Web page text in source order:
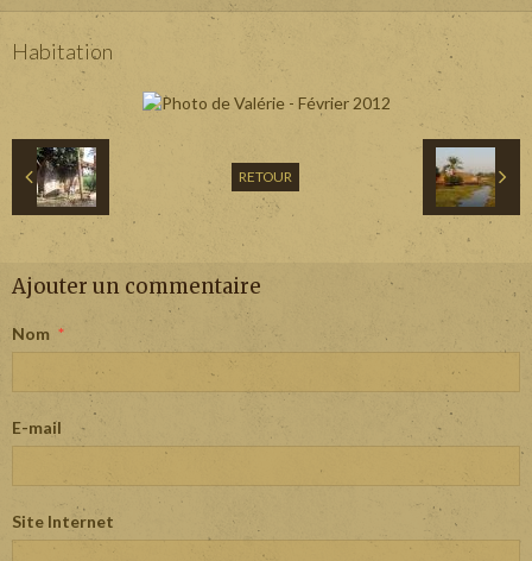
Habitation
RETOUR
Ajouter un commentaire
Nom
E-mail
Site Internet